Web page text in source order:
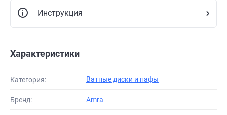
Инструкция
Характеристики
Категория: Ватные диски и пафы
Бренд: Amra